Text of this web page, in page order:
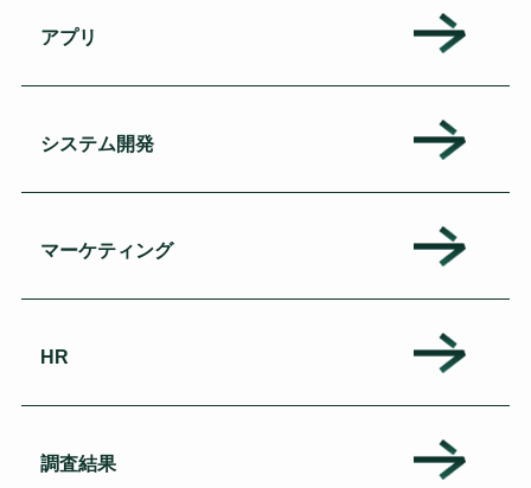
アプリ
システム開発
マーケティング
HR
調査結果